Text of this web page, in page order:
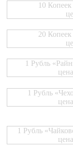
10 Копеек
20 Копеек
1 Рубль
1 Рубль
1 Рубль